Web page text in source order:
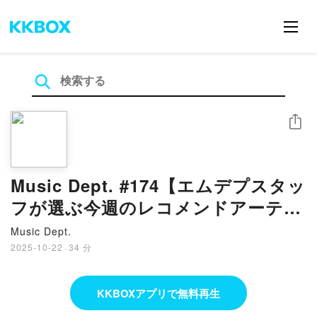
Music Dept. #174【エムデプスタッ
フが選ぶ今週のレコメンドアーティ
スト】
Music Dept.
2025-10-22 · 34 分
シェア
KKBOXアプリで無料再生